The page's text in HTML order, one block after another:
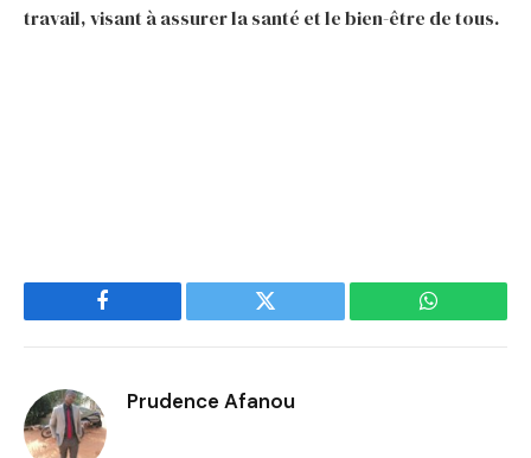
travail, visant à assurer la santé et le bien-être de tous.
Facebook Twitter WhatsApp
Prudence Afanou